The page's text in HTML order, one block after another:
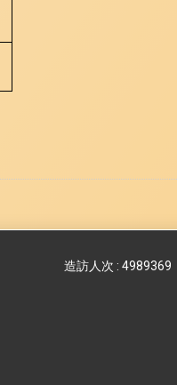
造訪人次 : 4989369